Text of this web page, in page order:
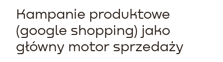
Kampanie produktowe
(google shopping) jako
główny motor sprzedaży